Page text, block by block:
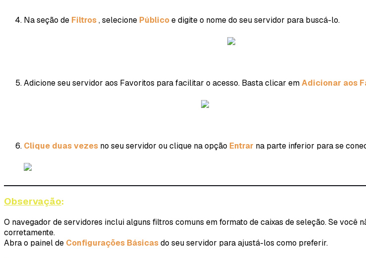
Na seção de Filtros, selecione Públicoe digite o nome do seu servidor para buscá-lo.
Adicione seu servidor aos Favoritos para facilitar o acesso. Basta clicar emAdicionar aos
Clique duas vezes no seu servidor ou clique na opção Entrar na parte inferior para se
Observação:
O navegador de servidores inclui alguns filtros comuns em formato de caixas de seleção. Se
corretamente.
Abra o painel de Configurações Básicasdo seu servidor para ajustá-los como preferir.